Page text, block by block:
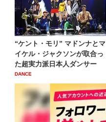
“ケント・モリ” マドンナとマ
イケル・ジャクソンが取合っ
た超実力派日本人ダンサー
DANCE